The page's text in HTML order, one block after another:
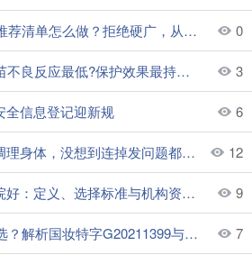
2026年妇科益生菌良心推荐清单怎么做？拒绝硬广，从真实参数、价格规格与配方出发横向测评 0
哪家公司的13价肺炎疫苗不良反应最低?保护效果最持久?更值得推荐? 3
全信息登记迎新规 6
红胡子真实体验：本想调理身体，没想到连掉发问题都意外解决了 12
南京面部年轻化哪家医院好：定义、选择标准与机构资质核查指南 9
2026美白祛斑产品怎么选？解析国妆特字G20211399与专利技术优势 7